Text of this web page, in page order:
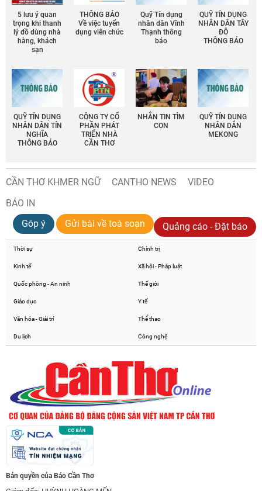
5 lưu ý quan
trọng khi thanh
lý đồ dùng nhà
hàng, khách
sạn
THÔNG BÁO
Về việc tuyển
dụng viên chức
Quỹ Tín dụng
nhân dân Vĩnh
Thạnh thông
báo
QUỸ TÍN DỤNG
NHÂN DÂN TÂY
ĐÔ
THÔNG BÁO
QUỸ TÍN DỤNG
NHÂN DÂN TÍN
NGHĨA
THÔNG BÁO
CÔNG TY CỔ
PHẦN PHÁT
TRIỂN NHÀ
CẦN THƠ
NHẮN TIN TÌM
CON
QUỸ TÍN DỤNG
NHÂN DÂN
MEKONG
CẦN THƠ KHMER NGỮ CANTHO NEWS
VIDEO
BÁO IN
Góp ý
Gửi bài về toà soạn Quảng cáo - Đặt báo
Thời sự Chính trị
Kinh tế Xã hội - Pháp luật
Quốc phòng - An ninh Thế giới
Giáo dục Y tế
Văn hóa - Giải trí Thể thao
Du lịch Công nghệ
Bản quyền của Báo Cần Thơ